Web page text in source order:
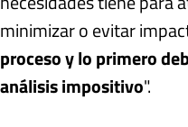
minimizar o evitar
proceso y lo primero
análisis impositivo".